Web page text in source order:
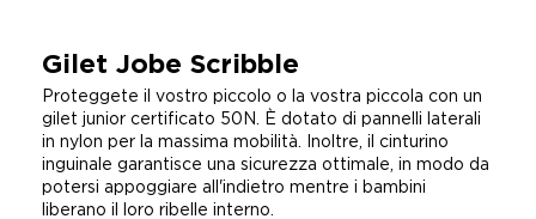
Gilet Jobe Scribble
Proteggete il vostro piccolo o la vostra piccola con un
gilet junior certificato 50N. È dotato di pannelli laterali
in nylon per la massima mobilità. Inoltre, il cinturino
inguinale garantisce una sicurezza ottimale, in modo da
potersi appoggiare all'indietro mentre i bambini
liberano il loro ribelle interno.